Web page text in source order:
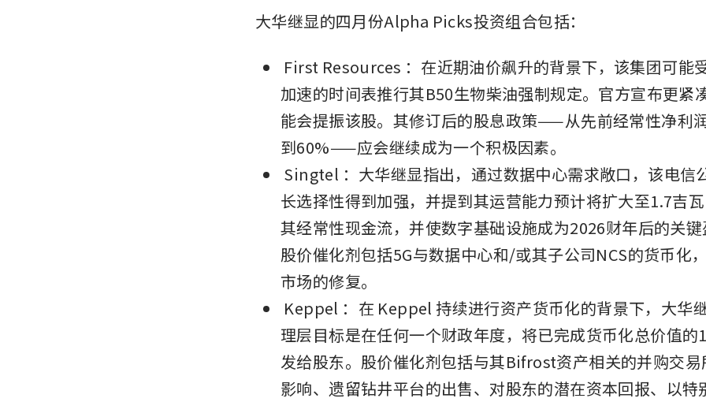
大华继显的四月份Alpha Picks投资组合包括：
First Resources ：在近期油价飙升的背景下，该集团可能
加速的时间表推行其B50生物柴油强制规定。官方宣布更紧
能会提振该股。其修订后的股息政策——从先前经常性净利
到60%——应会继续成为一个积极因素。
Singtel ：大华继显指出，通过数据中心需求敞口，该电信
长选择性得到加强，并提到其运营能力预计将扩大至1.7吉
其经常性现金流，并使数字基础设施成为2026财年后的关键
股价催化剂包括5G与数据中心和/或其子公司NCS的货币化
市场的修复。
Keppel ：在 Keppel 持续进行资产货币化的背景下，大华
理层目标是在任何一个财政年度，将已完成货币化总价值的
发给股东。股价催化剂包括与其Bifrost资产相关的并购交
影响、遗留钻井平台的出售、对股东的潜在资本回报、以特